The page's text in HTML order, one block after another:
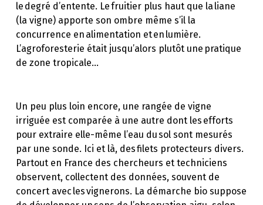
le degré d’entente. Le fruitier plus haut que la liane
(la vigne) apporte son ombre même s’il la
concurrence en alimentation et en lumière.
L’agroforesterie était jusqu’alors plutôt une pratique
de zone tropicale…
Un peu plus loin encore, une rangée de vigne
irriguée est comparée à une autre dont les efforts
pour extraire elle-même l’eau du sol sont mesurés
par une sonde. Ici et là, des filets protecteurs divers.
Partout en France des chercheurs et techniciens
observent, collectent des données, souvent de
concert avec les vignerons. La démarche bio suppose